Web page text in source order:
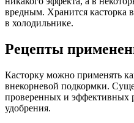
вредным. Хранится касторка
в холодильнике.
Рецепты
Касторку можно применять
внекорневой подкормки.
проверенных и эффективных
удобрения.